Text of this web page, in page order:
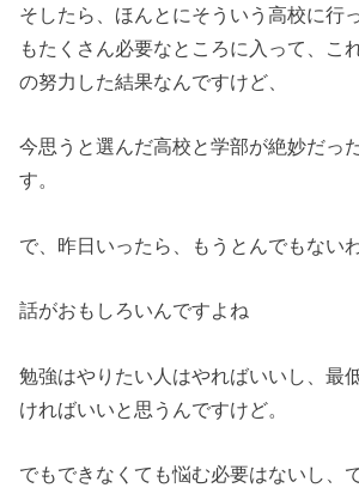
そしたら、ほんとにそういう高校に行
もたくさん必要なところに入って、こ
の努力した結果なんですけど、
今思うと選んだ高校と学部が絶妙だっ
す。
で、昨日いったら、もうとんでもない
話がおもしろいんですよね
勉強はやりたい人はやればいいし、最
ければいいと思うんですけど。
でもできなくても悩む必要はないし、